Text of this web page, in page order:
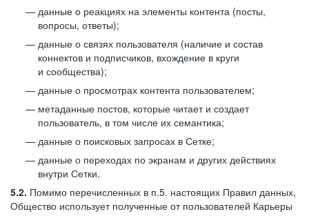
данные о реакциях на элементы контента (посты,
вопросы, ответы);
данные о связях пользователя (наличие и состав
коннектов и подписчиков, вхождение в круги
и сообщества);
данные о просмотрах контента пользователем;
метаданные постов, которые читает и создает
пользователь, в том числе их семантика;
данные о поисковых запросах в Сетке;
данные о переходах по экранам и других действиях
внутри Сетки.
5.2. Помимо перечисленных в п.5. настоящих Правил данных,
Общество использует полученные от пользователей Карьеры